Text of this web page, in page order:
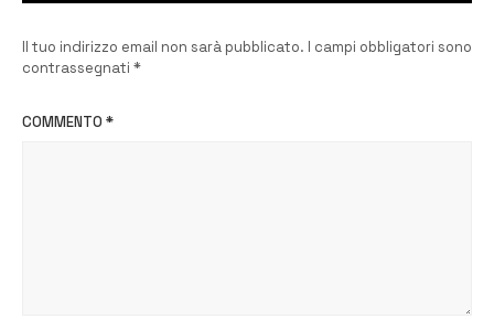
Il tuo indirizzo email non sarà pubblicato. I campi obbligatori sono
contrassegnati *
COMMENTO *